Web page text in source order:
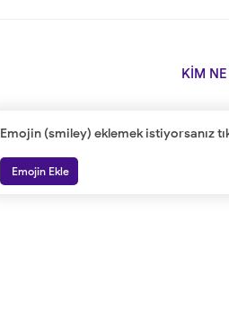
KİM
Emojin (smiley) eklemek istiyorsanız
Emojin Ekle